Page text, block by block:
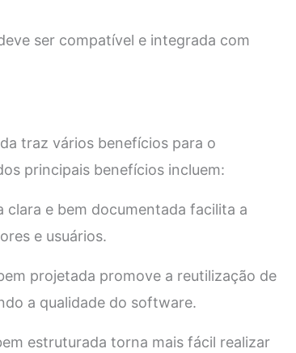
ser compatível e integrada com
traz vários benefícios para o
principais benefícios incluem:
clara e bem documentada facilita a
e usuários.
projetada promove a reutilização de
a qualidade do software.
estruturada torna mais fácil realizar